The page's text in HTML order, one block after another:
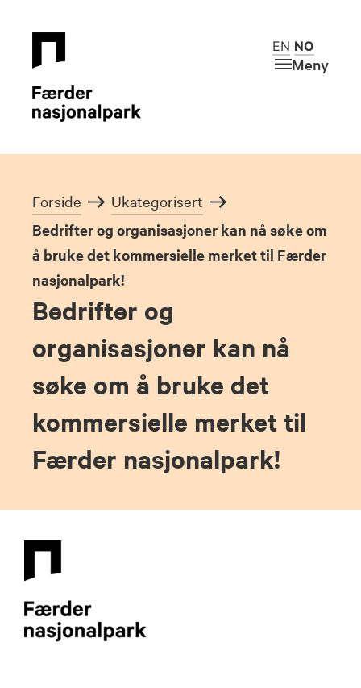
Forside Ukategorisert
Bedrifter og organisasjoner kan nå søke om
å bruke det kommersielle merket til Færder
nasjonalpark!
Bedrifter og
organisasjoner kan nå
søke om å bruke det
kommersielle merket til
Færder nasjonalpark!
EN NO
Meny